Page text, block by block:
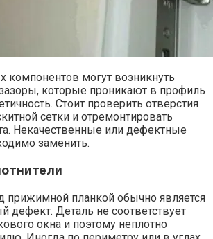
компонентов могут возникнуть
которые проникают в профиль
Стоит проверить отверстия
сетки и отремонтировать
Некачественные или дефектные
заменить.
прижимной планкой обычно является
дефект. Деталь не соответствует
окна и поэтому неплотно